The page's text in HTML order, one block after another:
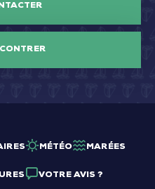
MÉTÉO MARÉES
VOTRE AVIS ?